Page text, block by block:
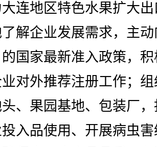
地区特色水果扩大出
解企业发展需求，主
国家最新准入政策，
对外推荐注册工作；
、果园基地、包装厂
入品使用、开展病虫